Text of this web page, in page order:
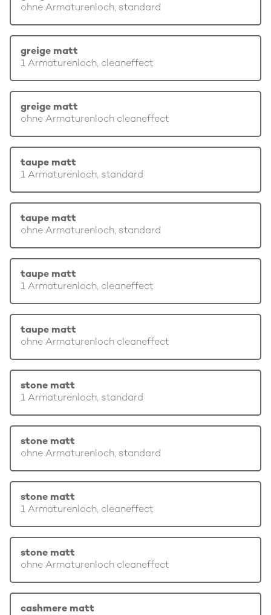
ohne Armaturenloch, standard
greige matt
1 Armaturenloch, cleaneffect
greige matt
ohne Armaturenloch cleaneffect
taupe matt
1 Armaturenloch, standard
taupe matt
ohne Armaturenloch, standard
taupe matt
1 Armaturenloch, cleaneffect
taupe matt
ohne Armaturenloch cleaneffect
stone matt
1 Armaturenloch, standard
stone matt
ohne Armaturenloch, standard
stone matt
1 Armaturenloch, cleaneffect
stone matt
ohne Armaturenloch cleaneffect
cashmere matt